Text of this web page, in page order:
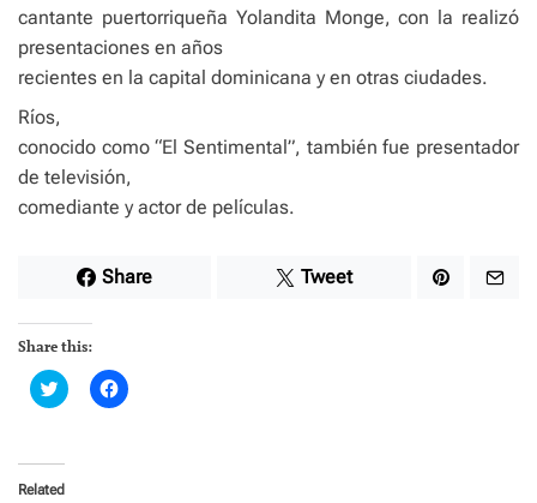
cantante puertorriqueña Yolandita Monge, con la realizó
presentaciones en años
recientes en la capital dominicana y en otras ciudades.
Ríos,
conocido como “El Sentimental”, también fue presentador
de televisión,
comediante y actor de películas.
Share Tweet
Share this:
C
l
t
o
s
C
l
Related